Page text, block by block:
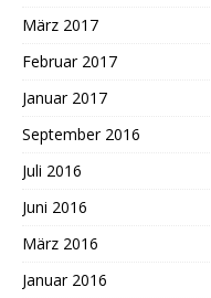
März 2017
Februar 2017
Januar 2017
September 2016
Juli 2016
Juni 2016
März 2016
Januar 2016